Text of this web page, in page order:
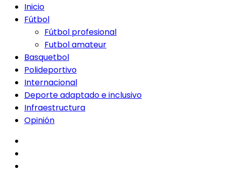
Inicio
Fútbol
Fútbol profesional
Futbol amateur
Basquetbol
Polideportivo
Internacional
Deporte adaptado e inclusivo
Infraestructura
Opinión